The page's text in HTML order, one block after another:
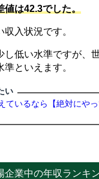
は42.3でした。
入状況です。
し低い水準ですが、
といえます。
い
ているなら【絶対にや
企業中の年収ランキ